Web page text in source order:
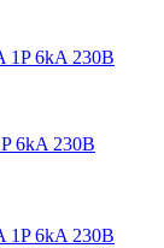
6kA 230В